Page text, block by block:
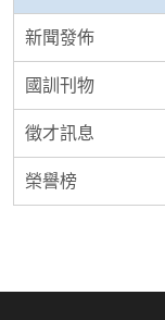
新聞發佈
國訓刊物
徵才訊息
榮譽榜